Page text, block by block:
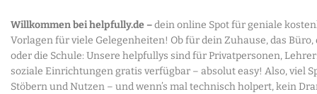
Willkommen bei helpfully.de –dein online Spot für geniale
Vorlagen für viele Gelegenheiten! Ob für dein Zuhause, das Büro,
oder die Schule: Unsere helpfullys sind für Privatpersonen,
soziale Einrichtungen gratis verfügbar – absolut easy! Also, viel
Stöbern und Nutzen – und wenn’s mal technisch holpert, kein